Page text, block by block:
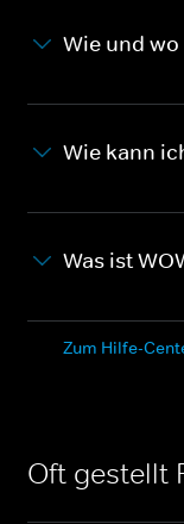
Wie und
Wie kann
Was ist
Zum Hilfe-
Oft gestellt